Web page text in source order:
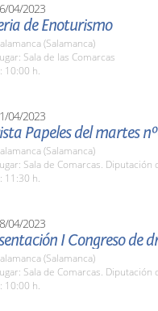
04/2023
de Enoturismo
(Salamanca)
Sala de las Comarcas
10:00 h.
04/2023
Papeles del martes
(Salamanca)
Sala de Comarcas. Diputación
11:30 h.
04/2023
I Congreso de
(Salamanca)
Sala de Comarcas. Diputación
10:00 h.